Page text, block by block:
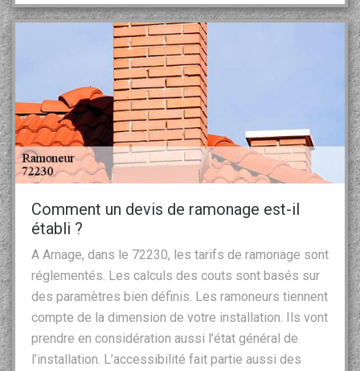
Comment un devis de ramonage est-il
établi ?
A Arnage, dans le 72230, les tarifs de ramonage sont
réglementés. Les calculs des couts sont basés sur
des paramètres bien définis. Les ramoneurs tiennent
compte de la dimension de votre installation. Ils vont
prendre en considération aussi l’état général de
l’installation. L’accessibilité fait partie aussi des